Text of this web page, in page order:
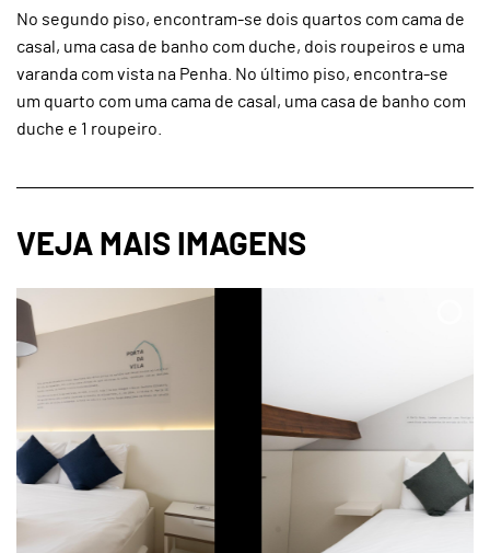
No segundo piso, encontram-se dois quartos com cama de
casal, uma casa de banho com duche, dois roupeiros e uma
varanda com vista na Penha. No último piso, encontra-se
um quarto com uma cama de casal, uma casa de banho com
duche e 1 roupeiro.